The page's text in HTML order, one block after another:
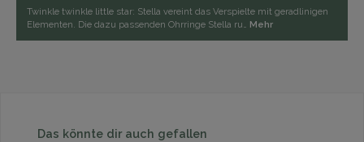
Twinkle twinkle little star: Stella vereint das Verspielte mit geradlinigen
Elementen. Die dazu passenden Ohrringe Stella ru… Mehr
Produktgalerie überspringen
Das könnte dir auch gefallen